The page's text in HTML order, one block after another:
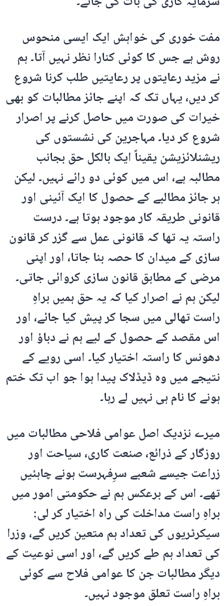
مفت خوری کی خواہش ایک ایسی منحوس
روش ہے جس کا کوئی کنارا نظر نہیں آتا۔ ہم
نے مزید رعایتوں پر رعایتیں طلب کرنا شروع
کر دیں، یہاں تک کہ اپنے جائز مطالبات کو بھی
خیرات کی صورت میں حاصل کرنے پر اصرار
شروع کر دیا۔ مہاجرین کی نشستوں کی
ریشنلائزیشن یقیناً ایک بالکل حق بجانب
مطالبہ ہے، اس میں کوئی دو رائے نہیں۔ لیکن
ہر جائز مطالبے کے حصول کا ایک آئینی اور
قانونی طریقہ کار موجود ہوتا ہے۔ درست
راستہ یہ تھا کہ قانونی عمل سے گزر کر قانون
سازی کے میدان کا حصہ بنا جاتا، اور اپنی
مرضی کے مطابق قانون سازی کروائی جاتی۔
لیکن ہم نے اصرار کیا کہ یہ حق ہمیں براہِ
راست تھالی میں سجا کر پیش کیا جائے، اور
اس مقصد کے حصول کے لیے ہم نے دباؤ اور
دھونس کا راستہ اختیار کیا۔ اسی رویے کے
نتیجے میں وہ ڈیڈلاک پیدا ہوا جو اب تک ختم
ہونے کا نام ہی نہیں لے رہا۔
میرے نزدیک اصل عوامی فلاحی مطالبات میں
روزگار کے ذرائع، صنعت کاری، سیاحت اور
زراعت جیسے شعبے سرِفہرست ہونے چاہئیں
تھے۔ اس کے برعکس ہم نے حکومتی امور میں
براہِ راست مداخلت کی راہ اختیار کر لی:
سیکرٹریوں کی تعداد ہم متعین کریں گے، وزرا
کی تعداد ہم طے کریں گے، اور اسی نوعیت کے
دیگر مطالبات جن کا عوامی فلاح سے کوئی
براہِ راست تعلق موجود نہیں۔